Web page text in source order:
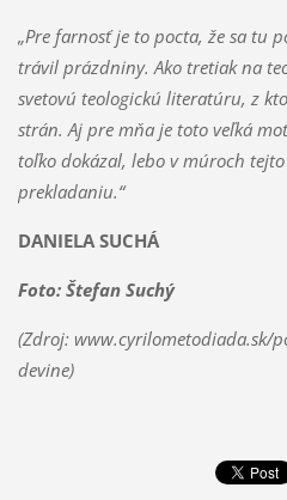
„Pre farnosť je to pocta, že sa tu
trávil prázdniny. Ako tretiak na
svetovú teologickú literatúru, z
strán. Aj pre mňa je toto veľká
toľko dokázal, lebo v múroch
prekladaniu.“
DANIELA SUCHÁ
Foto: Štefan Suchý
(Zdroj: www.cyrilometodiada.sk/
devine)